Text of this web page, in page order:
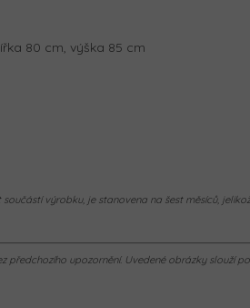
80 cm, výška 85 cm
výrobku, je stanovena na šest měsíců,
předchozího upozornění. Uvedené obrázky slouží